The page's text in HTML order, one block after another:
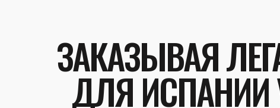
ЗАКАЗЫВАЯ
ДЛЯ ИСПАНИИ